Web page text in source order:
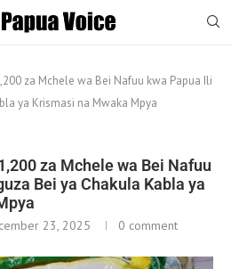
za Mchele wa Bei Nafuu kwa Papua Ili
ya Krismasi na Mwaka Mpya
za Mchele wa Bei Nafuu
Bei ya Chakula Kabla ya
23, 2025 0 comment